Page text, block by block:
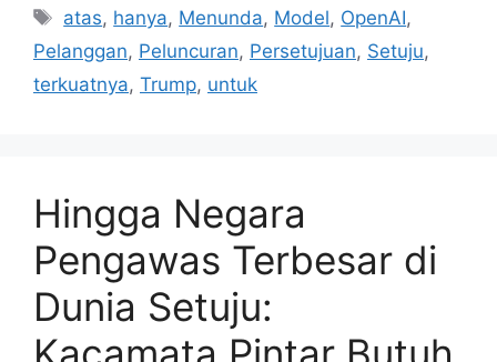
Tag
atas, hanya, Menunda, Model, OpenAI,
Pelanggan, Peluncuran, Persetujuan, Setuju,
terkuatnya, Trump, untuk
Hingga Negara
Pengawas Terbesar di
Dunia Setuju: